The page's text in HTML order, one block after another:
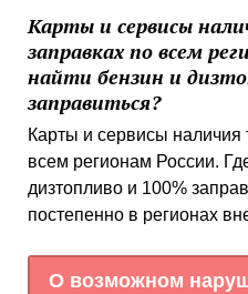
Карты и сервисы
заправках по всем
найти бензин и
заправиться?
Карты и сервисы наличия
всем регионам России.
дизтопливо и 100%
постепенно в регионах
О возможном